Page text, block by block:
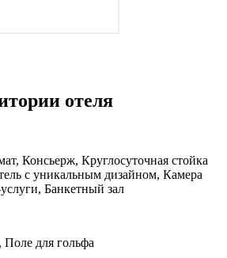
отеля
Консьерж, Круглосуточная стойка
с уникальным дизайном, Камера
Банкетный зал
для гольфа